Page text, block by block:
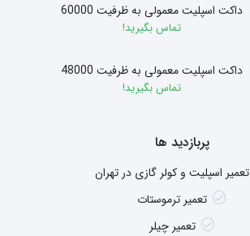
داکت اسپلیت معمولی به ظرفیت 60000
تماس بگیرید!
داکت اسپلیت معمولی به ظرفیت 48000
تماس بگیرید!
پربازدید ها
تعمیر اسپلیت و کولر گازی در تهران
تعمیر ترموستات
تعمیر چیلر